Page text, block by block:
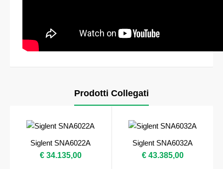
Prodotti Collegati
Siglent SNA6022A
€ 34.135,00
Siglent SNA6032A
€ 43.385,00